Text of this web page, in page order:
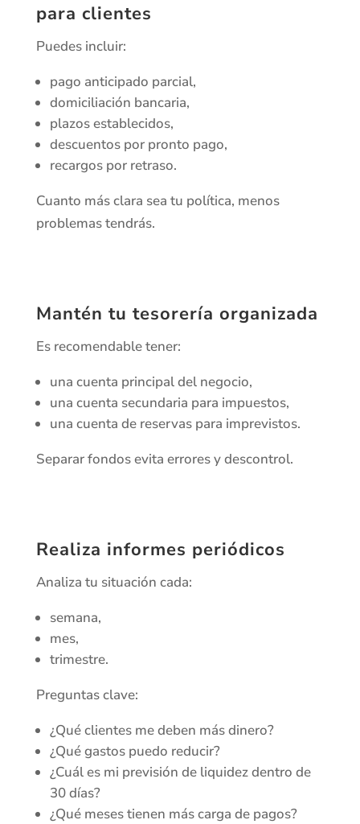
para clientes
Puedes incluir:
pago anticipado parcial,
domiciliación bancaria,
plazos establecidos,
descuentos por pronto pago,
recargos por retraso.
Cuanto más clara sea tu política, menos
problemas tendrás.
Mantén tu tesorería organizada
Es recomendable tener:
una cuenta principal del negocio,
una cuenta secundaria para impuestos,
una cuenta de reservas para imprevistos.
Separar fondos evita errores y descontrol.
Realiza informes periódicos
Analiza tu situación cada:
semana,
mes,
trimestre.
Preguntas clave:
¿Qué clientes me deben más dinero?
¿Qué gastos puedo reducir?
¿Cuál es mi previsión de liquidez dentro de
30 días?
¿Qué meses tienen más carga de pagos?